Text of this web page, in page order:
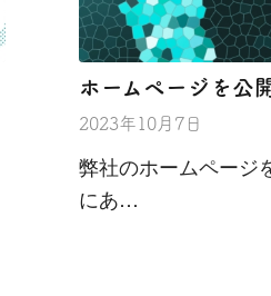
ホームページを公
2023年10月7日
弊社のホームページ
にあ…